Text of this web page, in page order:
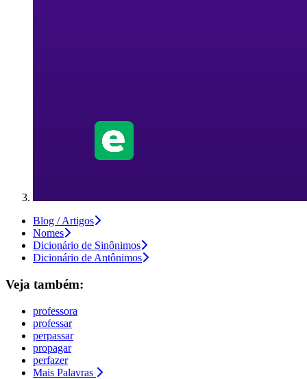
Blog / Artigos
Nomes
Dicionário de Sinônimos
Dicionário de Antônimos
Veja também:
professora
professar
perpassar
propagar
perfazer
Mais Palavras